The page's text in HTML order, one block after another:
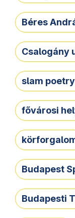
Béres
Csalogány
slam
fővárosi
Budapest
Budapesti